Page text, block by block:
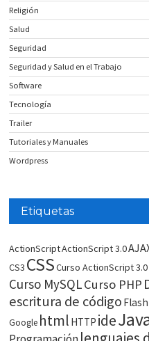
Religión
Salud
Seguridad
Seguridad y Salud en el Trabajo
Software
Tecnología
Trailer
Tutoriales y Manuales
Wordpress
Etiquetas
ActionScriptActionScript 3.0
CS3 CSSCurso ActionScript 3.0
Curso MySQLCurso PHP
escritura de código Flash
Google html HTTP ide